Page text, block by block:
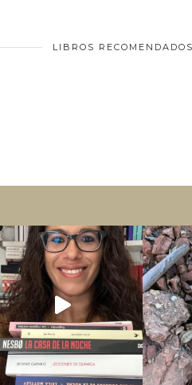
LIBROS RECOMENDADOS